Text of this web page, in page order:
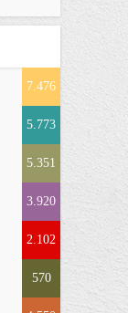
7.476
5.773
5.351
3.920
2.102
570